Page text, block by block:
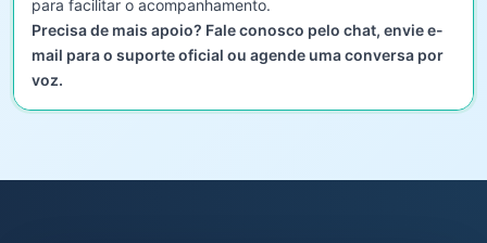
para facilitar o acompanhamento.
Precisa de mais apoio? Fale conosco pelo chat, envie e-
mail para o suporte oficial ou agende uma conversa por
voz.